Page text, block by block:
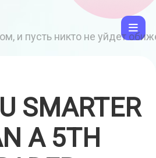
и пусть никто не уйдет
SMARTER
A 5TH